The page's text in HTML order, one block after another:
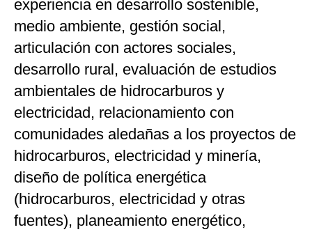
experiencia en desarrollo sostenible,
medio ambiente, gestión social,
articulación con actores sociales,
desarrollo rural, evaluación de estudios
ambientales de hidrocarburos y
electricidad, relacionamiento con
comunidades aledañas a los proyectos de
hidrocarburos, electricidad y minería,
diseño de política energética
(hidrocarburos, electricidad y otras
fuentes), planeamiento energético,